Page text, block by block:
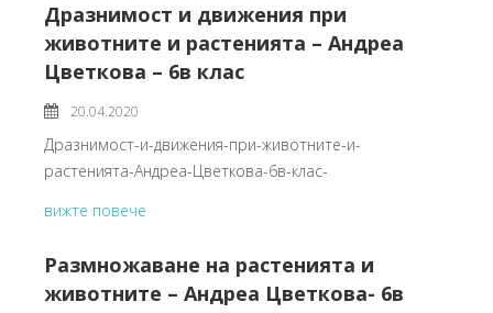
Дразнимост и движения при
животните и растенията – Андреа
Цветкова – 6в клас
20.04.2020
Дразнимост-и-движения-при-животните-и-
растенията-Андреа-Цветкова-6в-клас-
вижте повече
Размножаване на растенията и
животните – Андреа Цветкова- 6в